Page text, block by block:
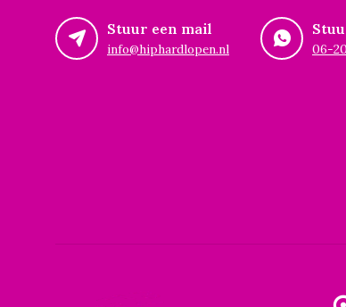
Stuur een mail
info@hiphardlopen.nl 06-